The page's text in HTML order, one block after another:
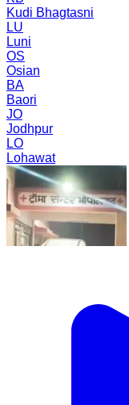
Kudi Bhagtasni
LU
Luni
OS
Osian
BA
Baori
JO
Jodhpur
LO
Lohawat